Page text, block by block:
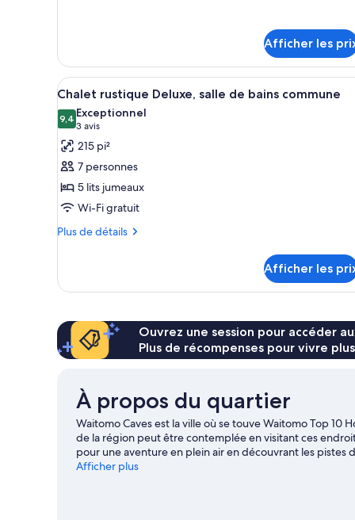
(Ensuite
unit)
Standard,
cuisinette
(Ensuite
Afficher les
Afficher
toutes
les
photos
pour
ce
type
de
chambre :
Deluxe,
de
bains
commune
Une chambre de dortoir avec
10
Chalet rustique Deluxe, salle de bains commune
9,49,4 sur 10
Exceptionnel
3 avis
(3 avis)
215 pi²
7 personnes
5 lits jumeaux
Wi-Fi gratuit
Plus de détails
Plus
Chalet
salle
de
bains
Afficher les
Ouvrez une session pour accéder
Plus de récompenses pour vivre
À propos du quartier
Waitomo Caves est la ville où se touve Waitomo Top 10
de la région peut être contemplée en visitant ces
pour une aventure en plein air en découvrant les
Visiter le guide de voyage pour Waitomo Caves
Afficher plus